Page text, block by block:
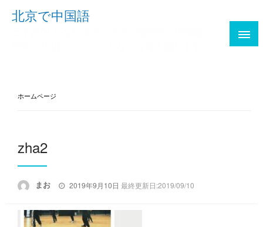
Skip北京で中国語
ホームページ
zha2
まお
投
2019年9月10日 最終更新日:2019/09/10